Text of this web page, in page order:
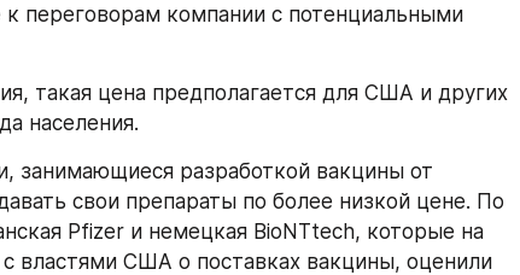
к переговорам компании с потенциальными
такая цена предполагается для США и других
населения.
занимающиеся разработкой вакцины от
свои препараты по более низкой цене. По
Pfizer и немецкая BioNTtech, которые на
властями США о поставках вакцины, оценили